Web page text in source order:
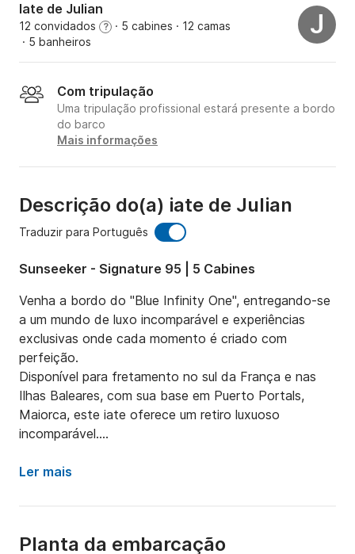
Iate de Julian
12 convidados ? · 5 cabines · 12 camas
· 5 banheiros
J
Com tripulação
Uma tripulação profissional estará presente a bordo
do barco
Mais informações
Descrição do(a) iate de Julian
Traduzir para Português
Sunseeker - Signature 95 | 5 Cabines
Venha a bordo do "Blue Infinity One", entregando-se
a um mundo de luxo incomparável e experiências
exclusivas onde cada momento é criado com
perfeição.
Disponível para fretamento no sul da França e nas
Ilhas Baleares, com sua base em Puerto Portals,
Maiorca, este iate oferece um retiro luxuoso
incomparável.
O Signature 95 personalizado, criado exclusivamente
Suas linhas elegantes e ininterruptas definem um
jacuzzi, e a casa do piloto elevada e as cabines de
Ler mais
Planta da embarcação